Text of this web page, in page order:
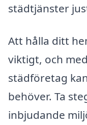
städtjänster
Att hålla ditt
viktigt, och
städföretag
behöver. Ta
inbjudande